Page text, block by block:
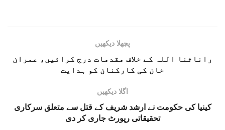
پچھلا دیکھیں
راناثنا اللہ کے خلاف مقدمات درج کرائیں، عمران
خان کی کارکنان کو ہدایت
اگلا دیکھیں
کینیا کی حکومت نے ارشد شریف کے قتل سے متعلق سرکاری
تحقیقاتی رپورٹ جاری کر دی